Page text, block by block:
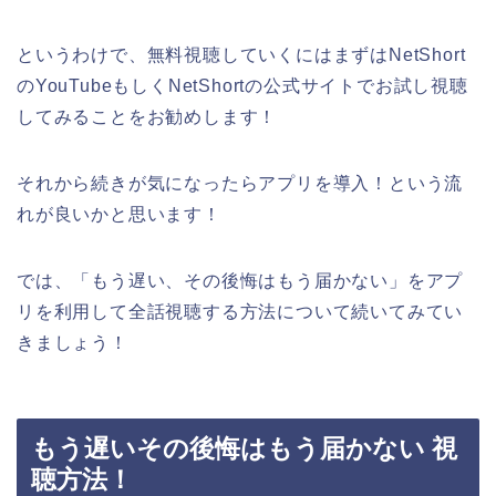
というわけで、無料視聴していくにはまずはNetShort
のYouTubeもしくNetShortの公式サイトでお試し視聴
してみることをお勧めします！
それから続きが気になったらアプリを導入！という流
れが良いかと思います！
では、「もう遅い、その後悔はもう届かない 」
をアプ
リを利用して全話視聴する方法について続いてみてい
きましょう！
もう遅いその後悔はもう届かない 視
聴方法！